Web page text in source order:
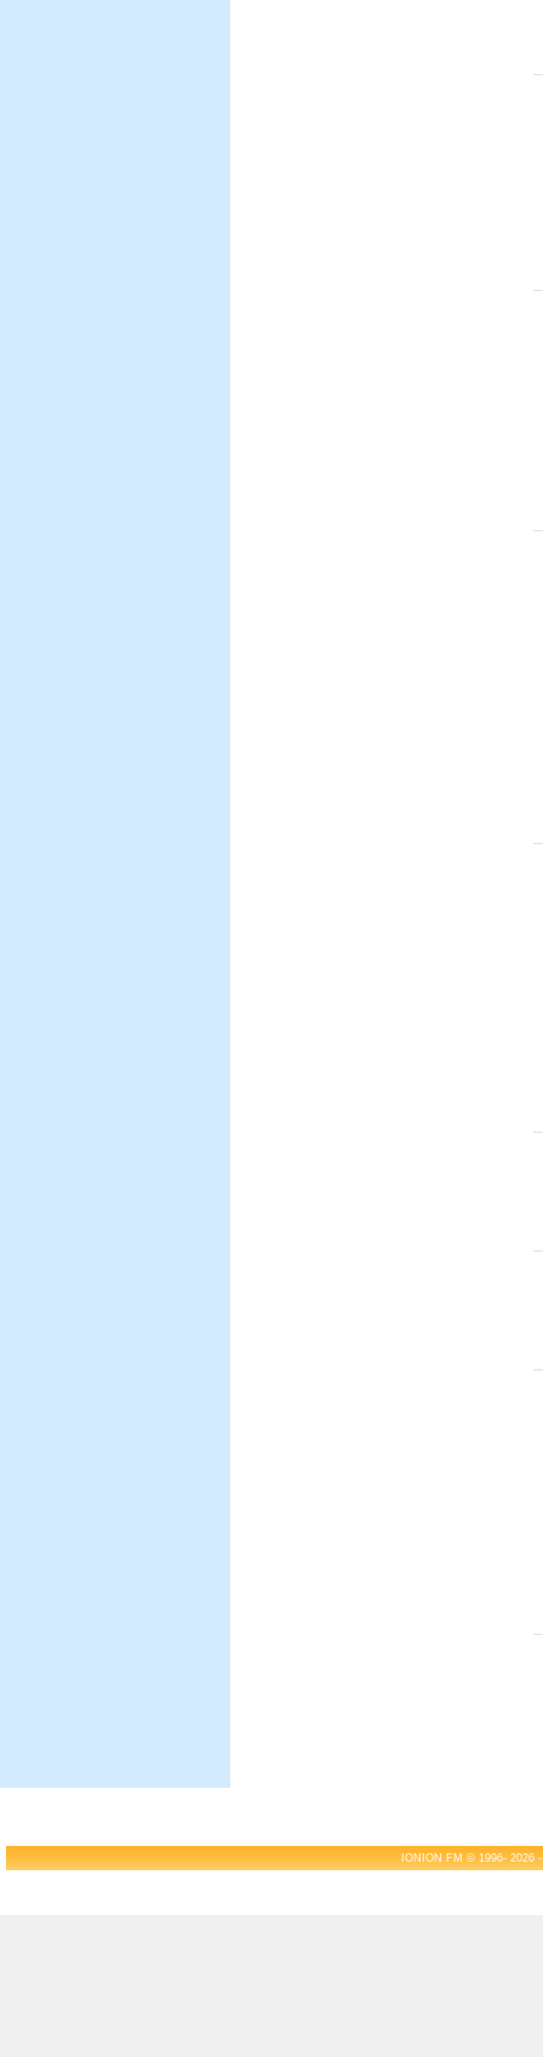
IONION FM © 1996- 2026